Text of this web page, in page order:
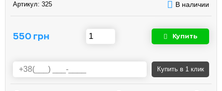
Артикул: 325 В наличии
550 грн Купить
Купить в 1 клик